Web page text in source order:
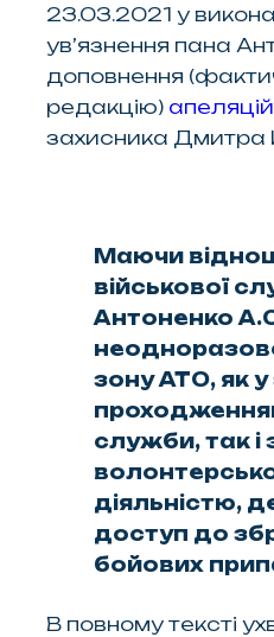
23.03.2021 у
ув’язнення пана
доповнення
редакцію)
захисника Дмитра
Маючи
військової
Антоненко
зону АТО, як у
служби, так і
діяльністю,
доступ до
бойових
В повному тексті